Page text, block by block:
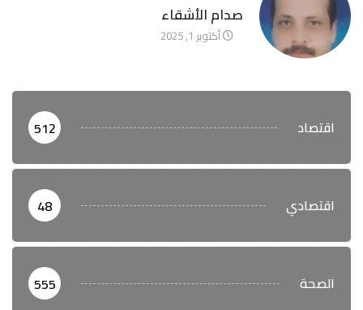
صدام الأشقاء
أكتوبر 1, 2025
اقتصاد 512
اقتصادي 48
الصحة 555